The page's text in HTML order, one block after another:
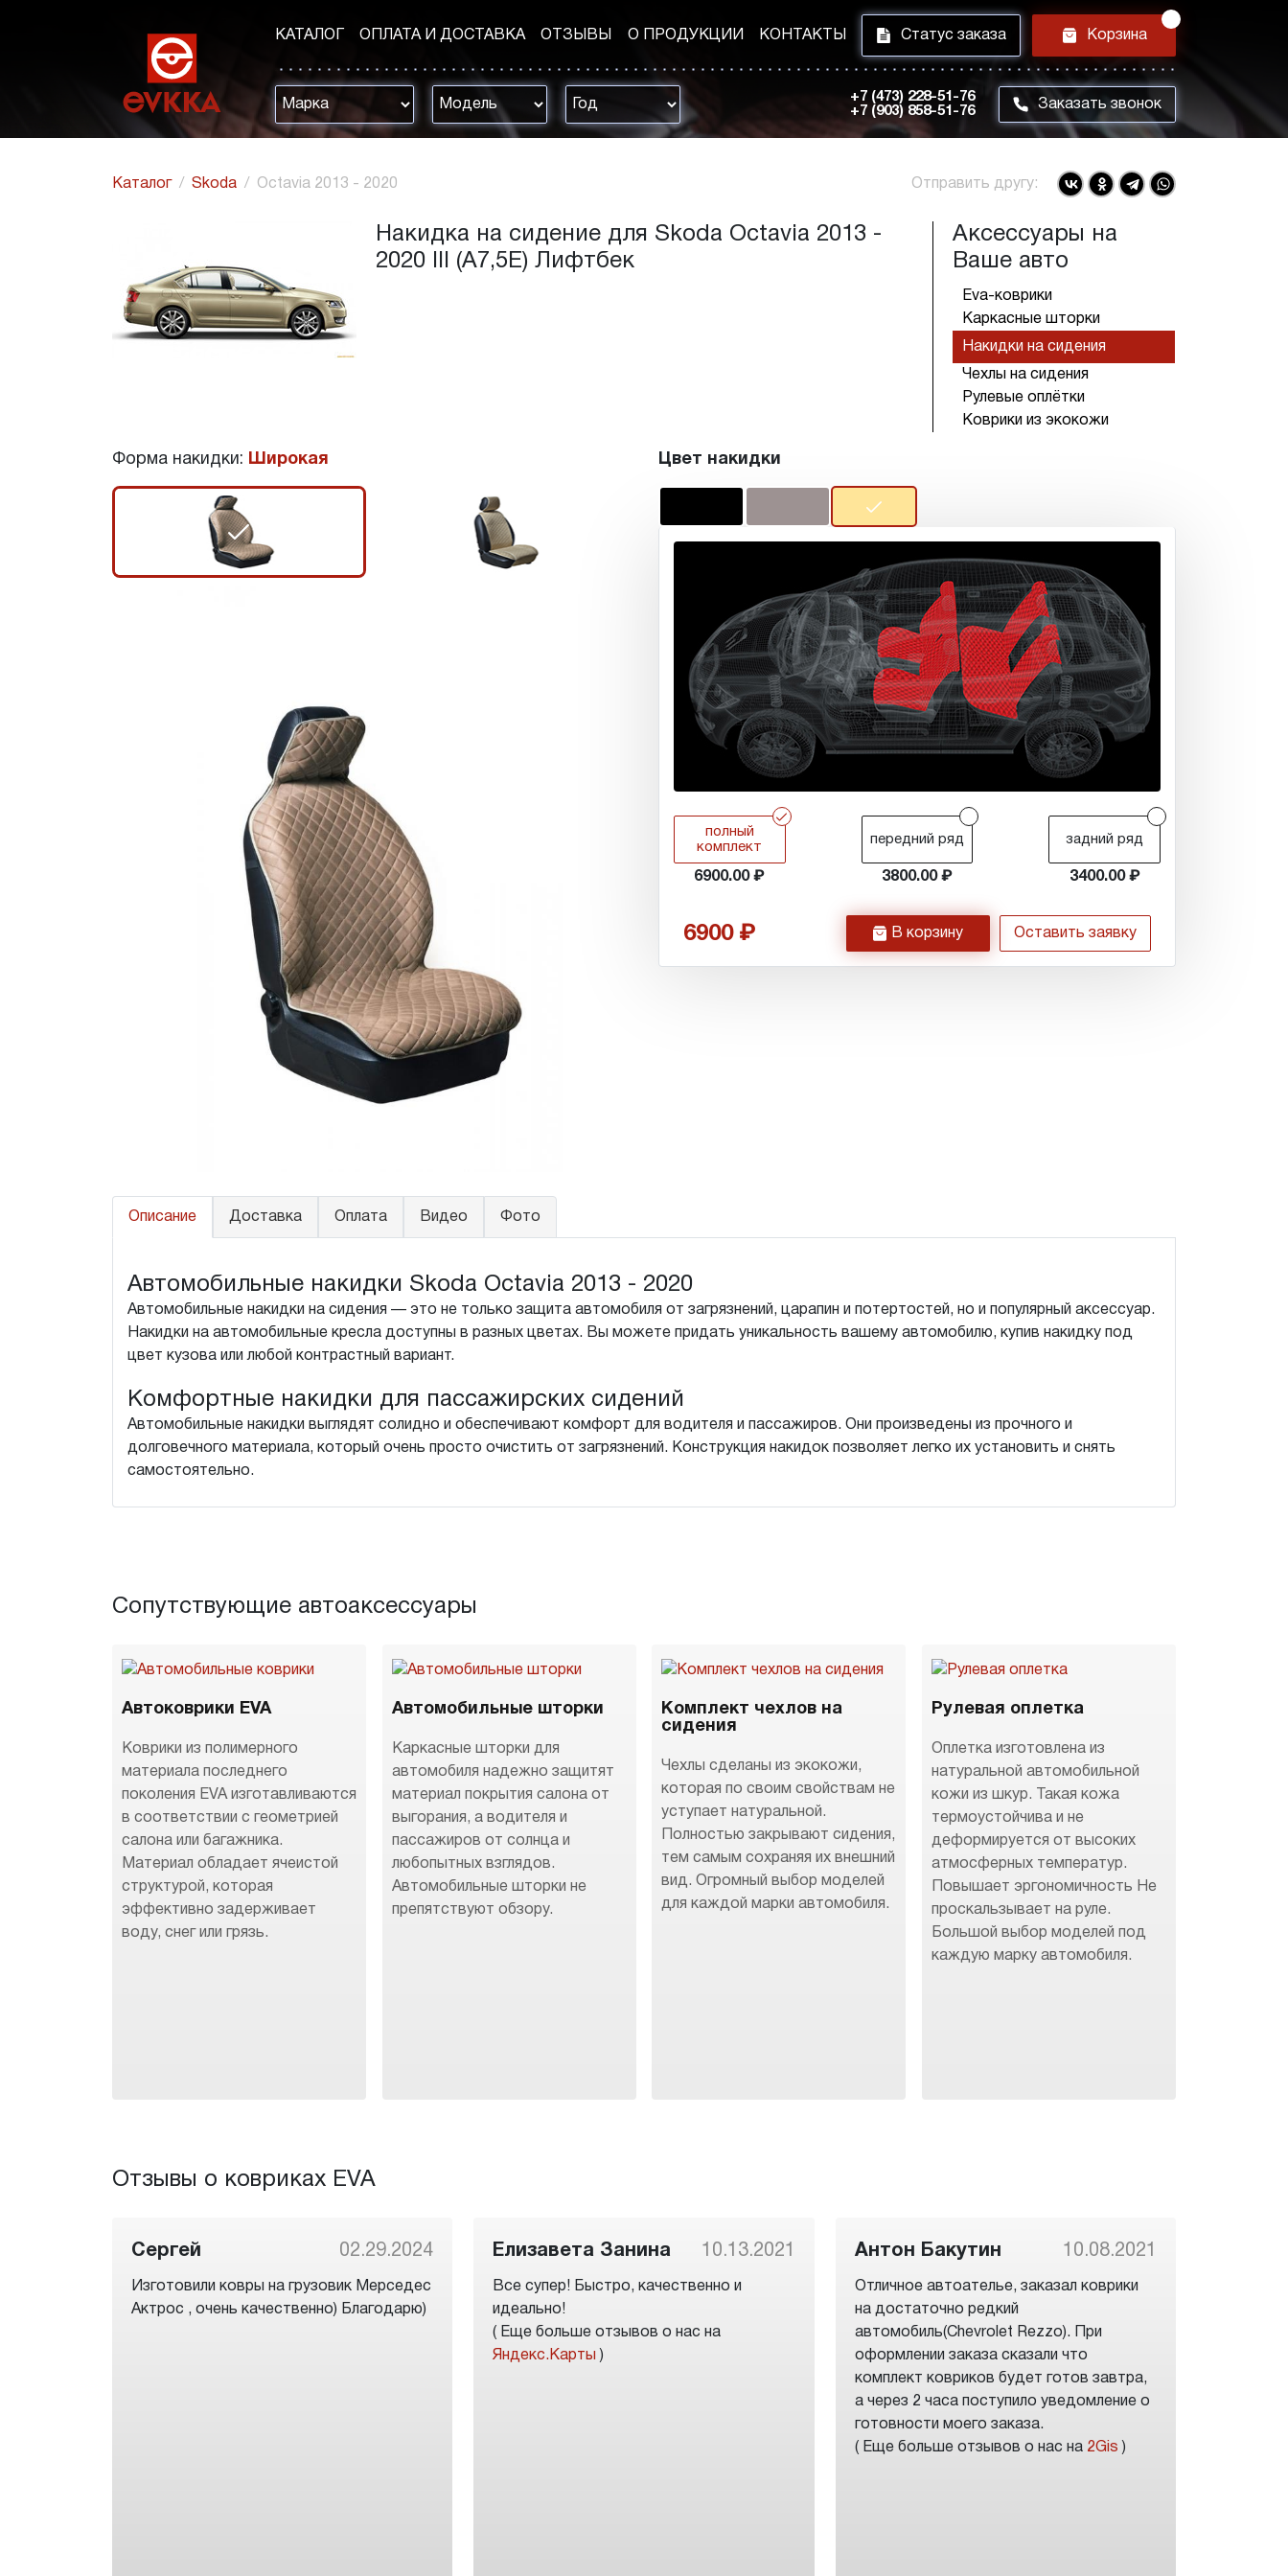
КАТАЛОГ ОПЛАТА И ДОСТАВКА ОТЗЫВЫ О ПРОДУКЦИИ КОНТАКТЫ i Статус заказа h Корзина
+7 (473) 228-51-76
+7 (903) 858-51-76
m Заказать звонок
Каталог Skoda Octavia 2013 - 2020 Отправить другу:
Накидка на сидение для Skoda Octavia 2013 -
2020 III (A7,5E) Лифтбек
Аксессуары на
Ваше авто
Eva-коврики
Каркасные шторки
Накидки на сидения
Чехлы на сидения
Рулевые оплётки
Коврики из экокожи
Форма накидки: Широкая
r
Цвет накидки
r
полный
комплект
6900.00
передний ряд
3800.00
задний ряд
3400.00
6900 h В корзину Оставить заявку
Описание Доставка Оплата Видео Фото
Автомобильные накидки Skoda Octavia 2013 - 2020
Автомобильные накидки на сидения — это не только защита автомобиля от загрязнений, царапин и потертостей, но и популярный аксессуар.
Накидки на автомобильные кресла доступны в разных цветах. Вы можете придать уникальность вашему автомобилю, купив накидку под
цвет кузова или любой контрастный вариант.
Комфортные накидки для пассажирских сидений
Автомобильные накидки выглядят солидно и обеспечивают комфорт для водителя и пассажиров. Они произведены из прочного и
долговечного материала, который очень просто очистить от загрязнений. Конструкция накидок позволяет легко их установить и снять
самостоятельно.
Сопутствующие автоаксессуары
Автоковрики EVA
Коврики из полимерного
материала последнего
поколения EVA изготавливаются
в соответствии с геометрией
салона или багажника.
Материал обладает ячеистой
структурой, которая
эффективно задерживает
воду, снег или грязь.
Автомобильные шторки
Каркасные шторки для
автомобиля надежно защитят
материал покрытия салона от
выгорания, а водителя и
пассажиров от солнца и
любопытных взглядов.
Автомобильные шторки не
препятствуют обзору.
Комплект чехлов на
сидения
Чехлы сделаны из экокожи,
которая по своим свойствам не
уступает натуральной.
Полностью закрывают сидения,
тем самым сохраняя их внешний
вид. Огромный выбор моделей
для каждой марки автомобиля.
Рулевая оплетка
Оплетка изготовлена из
натуральной автомобильной
кожи из шкур. Такая кожа
термоустойчива и не
деформируется от высоких
атмосферных температур.
Повышает эргономичность Не
проскальзывает на руле.
Большой выбор моделей под
каждую марку автомобиля.
Отзывы о ковриках EVA
Сергей 02.29.2024
Изготовили ковры на грузовик Мерседес
Актрос , очень качественно) Благодарю)
Елизавета Занина 10.13.2021
Все супер! Быстро, качественно и
идеально!
( Еще больше отзывов о нас на
Яндекс.Карты )
Антон Бакутин 10.08.2021
Отличное автоателье, заказал коврики
на достаточно редкий
автомобиль(Chevrolet Rezzo). При
оформлении заказа сказали что
комплект ковриков будет готов завтра,
а через 2 часа поступило уведомление о
готовности моего заказа.
( Еще больше отзывов о нас на 2Gis )